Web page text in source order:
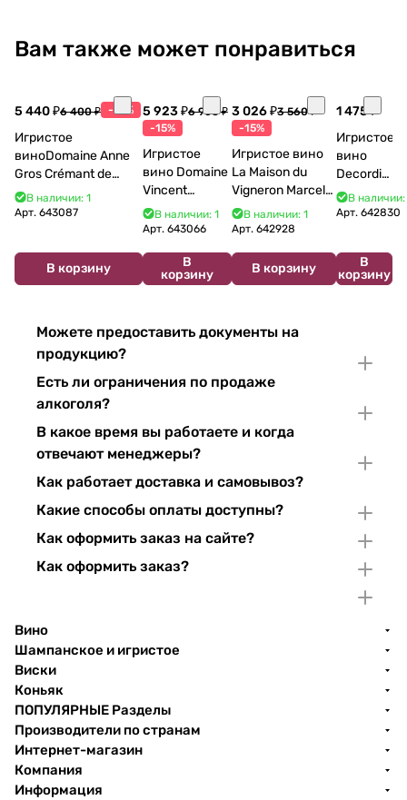
Вам также может понравиться
5 440 ₽6 400 ₽ -15%
Игристое
виноDomaine Anne
Gros Crémant de
Bourgogne La Fun en
Bulles Chardonnay et
В наличии: 1
Арт. 643087
В корзину
5 923 ₽6 968 ₽
-15%
Игристое
вино Domaine
Vincent
Bouzereau
Crémant de
В наличии: 1
Арт. 643066
В
корзину
3 026 ₽3 560 ₽
-15%
Игристое вино
La Maison du
Vigneron Marcel
Cabelier Cremant
du Jura
В наличии: 1
Арт.642928
В корзину
1 475 ₽
Игристое
вино
Decordi
Costa Blu
Brut 750
В наличии:
Арт. 642830
В
корзину
Можете предоставить документы на
продукцию?
Есть ли ограничения по продаже
алкоголя?
В какое время вы работаете и когда
отвечают менеджеры?
Как работает доставка и самовывоз?
Какие способы оплаты доступны?
Как оформить заказ на сайте?
Как оформить заказ?
Вино
Шампанское и игристое
Виски
Коньяк
ПОПУЛЯРНЫЕ Разделы
Производители по странам
Интернет-магазин
Компания
Информация